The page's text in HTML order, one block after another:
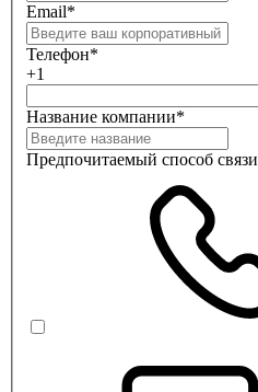
Email*
Телефон*
+1
Название компании*
Предпочитаемый способ связи